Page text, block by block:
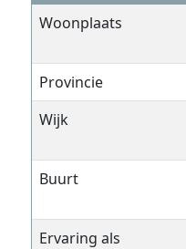
Woonplaats
Provincie
Wijk
Buurt
Ervaring als